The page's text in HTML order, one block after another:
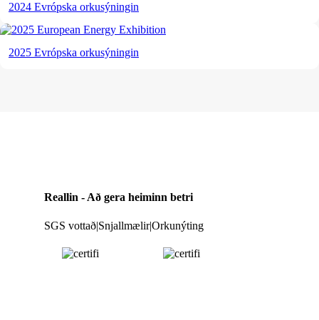
2024 Evrópska orkusýningin
2025 Evrópska orkusýningin
Reallin - Að gera heiminn betri
SGS vottað|Snjallmælir|Orkunýting